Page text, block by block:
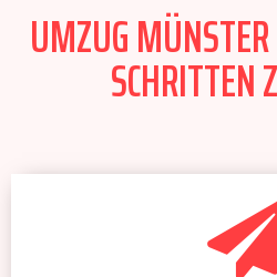
UMZUG
SCHRITTEN